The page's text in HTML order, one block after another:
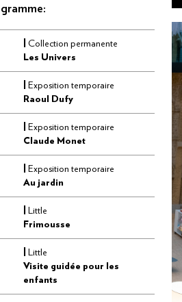
Collection permanente
Les Univers
Exposition temporaire
Raoul Dufy
Exposition temporaire
Claude Monet
Exposition temporaire
Au jardin
Little
Frimousse
Little
Visite guidée pour les
enfants